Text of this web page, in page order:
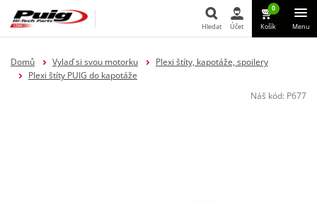
Hledat
Hledat Účet
0
Košík Menu
Domů Vylaď si svou motorku
Plexi štíty, kapotáže, spoilery
Plexi štíty PUIG do kapotáže
Náš kód: P677